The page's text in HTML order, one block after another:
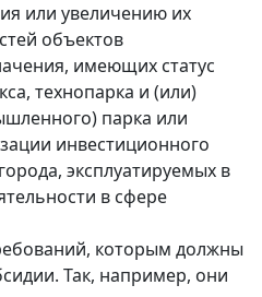
или увеличению их
объектов
имеющих статус
технопарка и (или)
парка или
инвестиционного
эксплуатируемых в
в сфере
которым должны
Так, например, они